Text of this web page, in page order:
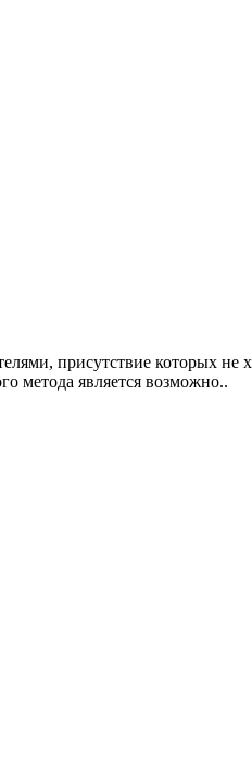
присутствие которых не
метода является возможно..